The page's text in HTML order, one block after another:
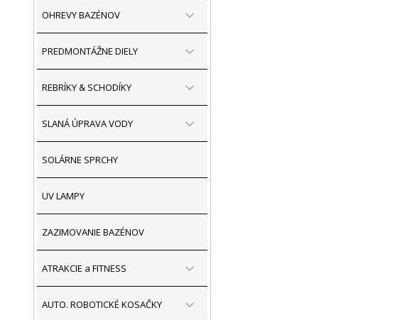
OHREVY BAZÉNOV
PREDMONTÁŽNE DIELY
REBRÍKY & SCHODÍKY
SLANÁ ÚPRAVA VODY
SOLÁRNE SPRCHY
UV LAMPY
ZAZIMOVANIE BAZÉNOV
ATRAKCIE a FITNESS
AUTO. ROBOTICKÉ KOSAČKY